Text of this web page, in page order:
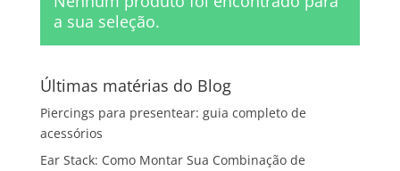
a sua seleção.
Últimas matérias do Blog
Piercings para presentear: guia completo de
acessórios
Ear Stack: Como Montar Sua Combinação de